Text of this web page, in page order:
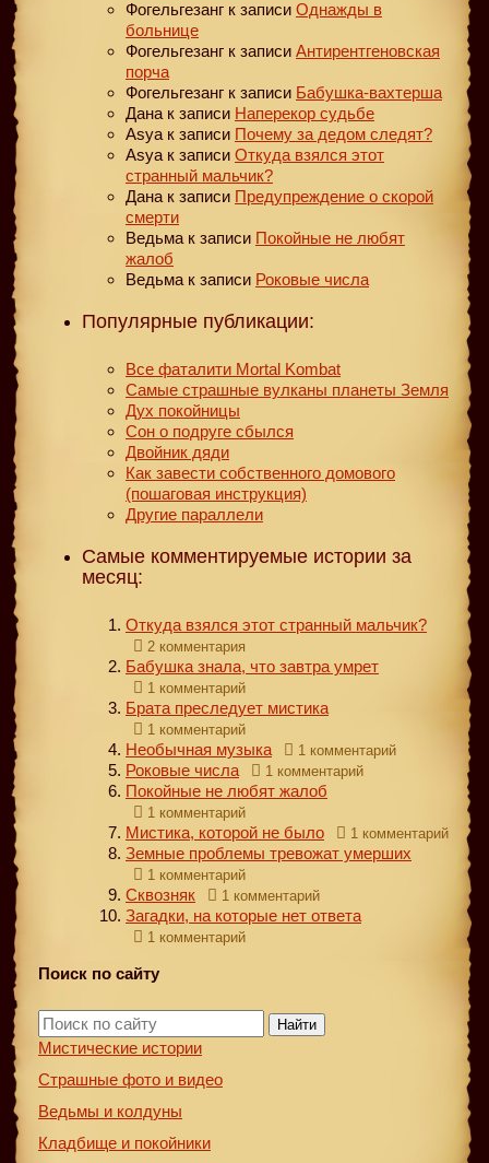
Фогельгезанг к записи Однажды в
больнице
Фогельгезанг к записи Антирентгеновская
порча
Фогельгезанг к записи Бабушка-вахтерша
Дана к записи Наперекор судьбе
Asya к записи Почему за дедом следят?
Asya к записи Откуда взялся этот
странный мальчик?
Дана к записи Предупреждение о скорой
смерти
Ведьма к записи Покойные не любят
жалоб
Ведьма к записи Роковые числа
Популярные публикации:
Все фаталити Mortal Kombat
Самые страшные вулканы планеты Земля
Дух покойницы
Сон о подруге сбылся
Двойник дяди
Как завести собственного домового
(пошаговая инструкция)
Другие параллели
Самые комментируемые истории за
месяц:
Откуда взялся этот странный мальчик?
2 комментария
Бабушка знала, что завтра умрет
1 комментарий
Брата преследует мистика
1 комментарий
Необычная музыка 1 комментарий
Роковые числа 1 комментарий
Покойные не любят жалоб
1 комментарий
Мистика, которой не было 1 комментарий
Земные проблемы тревожат умерших
1 комментарий
Сквозняк 1 комментарий
Загадки, на которые нет ответа
1 комментарий
Поиск по сайту
Найти
Мистические истории
Страшные фото и видео
Ведьмы и колдуны
Кладбище и покойники